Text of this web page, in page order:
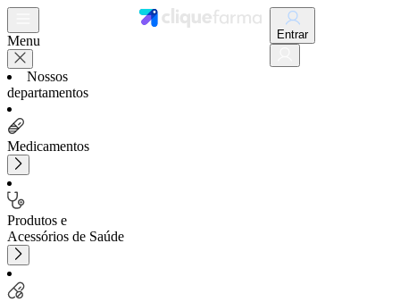
Menu
Nossos
departamentos
Medicamentos
Produtos e
Acessórios de Saúde
Entrar